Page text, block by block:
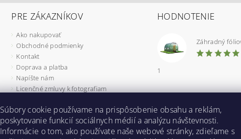
PRE ZÁKAZNÍKOV
Ako nakupovať
Obchodné podmienky
Kontakt
Doprava a platba
Napíšte nám
Licenčné zmluvy k fotografiam
REKLAMÁCIA / VRÁTENIE TOVARU
Ako funguje Packeta?
Osobné vyzdvihnutie v Prešove
HODNOTENIE
1
Súbory cookie používame na prispôsobenie obsahu a reklám,
poskytovanie funkcií sociálnych médií a analýzu návštevnosti.
Informácie o tom, ako používate naše webové stránky, zdieľame s